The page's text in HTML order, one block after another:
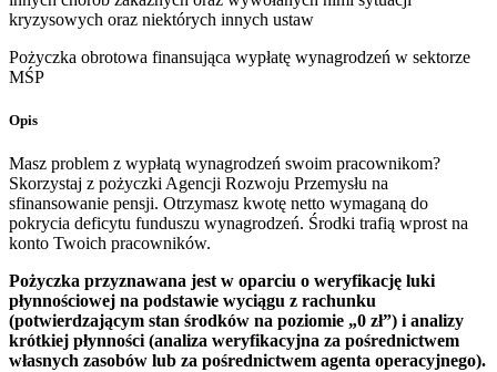
kryzysowych oraz niektórych innych ustaw
Pożyczka obrotowa finansująca wypłatę wynagrodzeń w sektorze
MŚP
Opis
Masz problem z wypłatą wynagrodzeń swoim pracownikom?
Skorzystaj z pożyczki Agencji Rozwoju Przemysłu na
sfinansowanie pensji. Otrzymasz kwotę netto wymaganą do
pokrycia deficytu funduszu wynagrodzeń. Środki trafią wprost na
konto Twoich pracowników.
Pożyczka przyznawana jest w oparciu o weryfikację luki
płynnościowej na podstawie wyciągu z rachunku
(potwierdzającym stan środków na poziomie „0 zł”) i analizy
krótkiej płynności (analiza weryfikacyjna za pośrednictwem
własnych zasobów lub za pośrednictwem agenta operacyjnego).